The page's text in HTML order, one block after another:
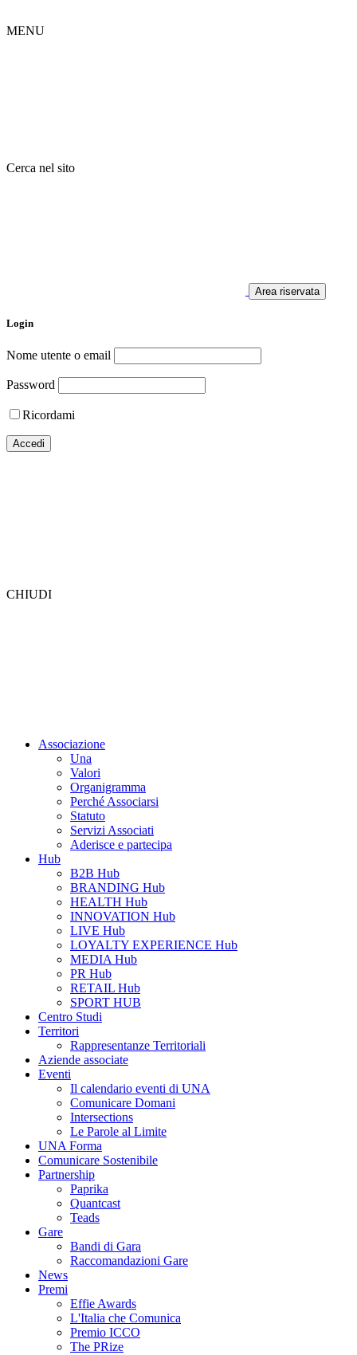
MENU
Cerca nel sito
Area riservata
Login
Nome utente o email
Password
Ricordami
CHIUDI
Associazione
Una
Valori
Organigramma
Perché Associarsi
Statuto
Servizi Associati
Aderisce e partecipa
Hub
B2B Hub
BRANDING Hub
HEALTH Hub
INNOVATION Hub
LIVE Hub
LOYALTY EXPERIENCE Hub
MEDIA Hub
PR Hub
RETAIL Hub
SPORT HUB
Centro Studi
Territori
Rappresentanze Territoriali
Aziende associate
Eventi
Il calendario eventi di UNA
Comunicare Domani
Intersections
Le Parole al Limite
UNA Forma
Comunicare Sostenibile
Partnership
Paprika
Quantcast
Teads
Gare
Bandi di Gara
Raccomandazioni Gare
News
Premi
Effie Awards
L'Italia che Comunica
Premio ICCO
The PRize